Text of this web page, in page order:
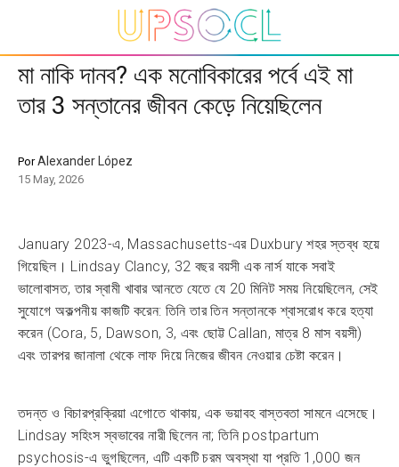
মা নাকি দানব? এক মনোবিকারের পর্বে এই মা
তার 3 সন্তানের জীবন কেড়ে নিয়েছিলেন
PorAlexander López
15 May, 2026
January 2023-এ, Massachusetts-এর Duxbury শহর স্তব্ধ হয়ে
গিয়েছিল। Lindsay Clancy, 32 বছর বয়সী এক নার্স যাকে সবাই
ভালোবাসত, তার স্বামী খাবার আনতে যেতে যে 20 মিনিট সময় নিয়েছিলেন, সেই
সুযোগে অকল্পনীয় কাজটি করেন: তিনি তার তিন সন্তানকে শ্বাসরোধ করে হত্যা
করেন (Cora, 5, Dawson, 3, এবং ছোট্ট Callan, মাত্র 8 মাস বয়সী)
এবং তারপর জানালা থেকে লাফ দিয়ে নিজের জীবন নেওয়ার চেষ্টা করেন।
তদন্ত ও বিচারপ্রক্রিয়া এগোতে থাকায়, এক ভয়াবহ বাস্তবতা সামনে এসেছে।
Lindsay সহিংস স্বভাবের নারী ছিলেন না; তিনি postpartum
psychosis-এ ভুগছিলেন, এটি একটি চরম অবস্থা যা প্রতি 1,000 জন